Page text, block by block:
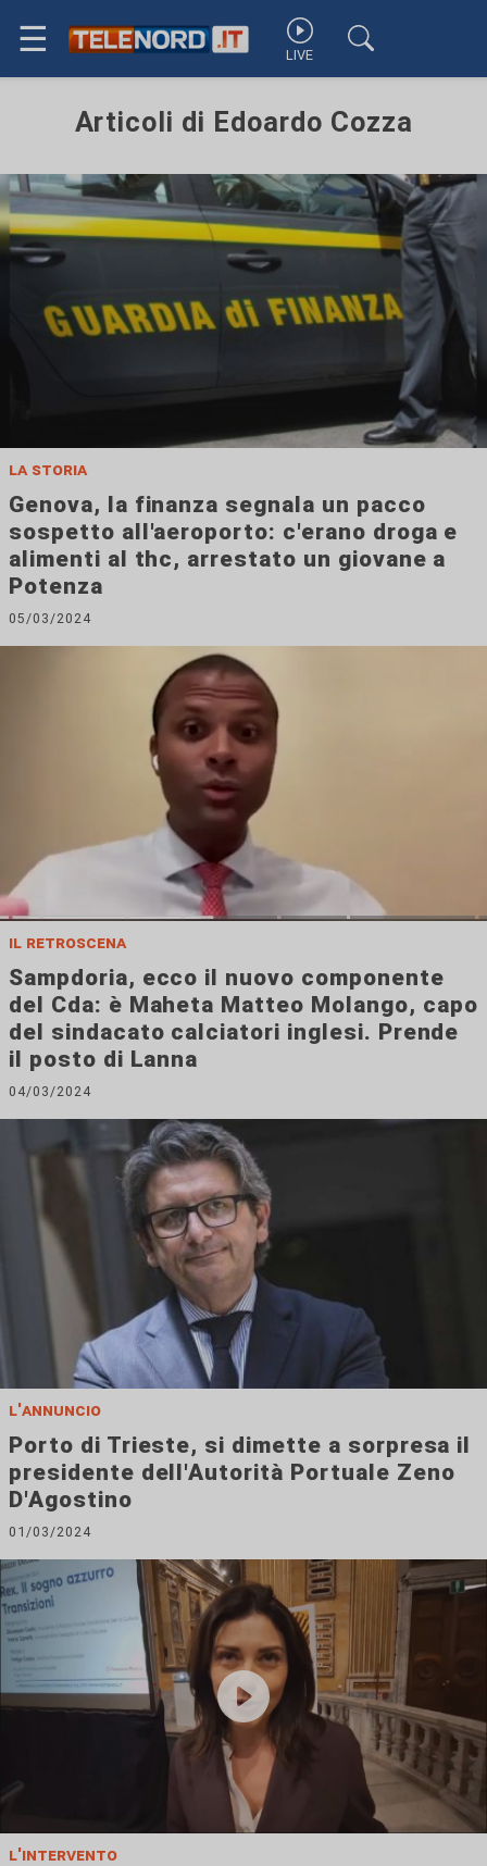
☰ LIVE
Articoli di Edoardo Cozza
la storia
Genova, la finanza segnala un pacco
sospetto all'aeroporto: c'erano droga e
alimenti al thc, arrestato un giovane a
Potenza
05/03/2024
il retroscena
Sampdoria, ecco il nuovo componente
del Cda: è Maheta Matteo Molango, capo
del sindacato calciatori inglesi. Prende
il posto di Lanna
04/03/2024
l'annuncio
Porto di Trieste, si dimette a sorpresa il
presidente dell'Autorità Portuale Zeno
D'Agostino
01/03/2024
l'intervento